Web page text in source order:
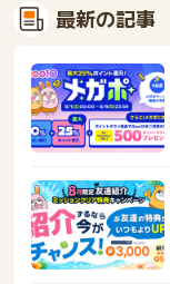
最新の記事